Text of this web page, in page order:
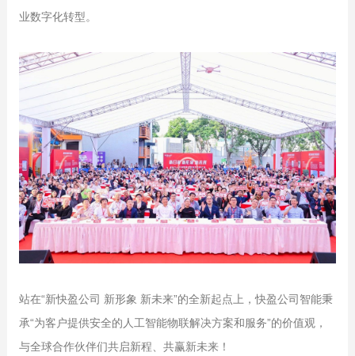
业数字化转型。
站在“新快盈公司 新形象 新未来”的全新起点上，快盈公司智能秉
承“为客户提供安全的人工智能物联解决方案和服务”的价值观，
与全球合作伙伴们共启新程、共赢新未来！